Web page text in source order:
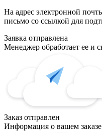
На адрес электронной
письмо со ссылкой для
Заявка отправлена
Менеджер обработает ее и
Заказ отправлен
Информация о вашем